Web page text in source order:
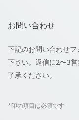
お問い合わせ
下記のお問い合わせ
下さい。返信に2〜3
了承ください。
*印の項目は必須です